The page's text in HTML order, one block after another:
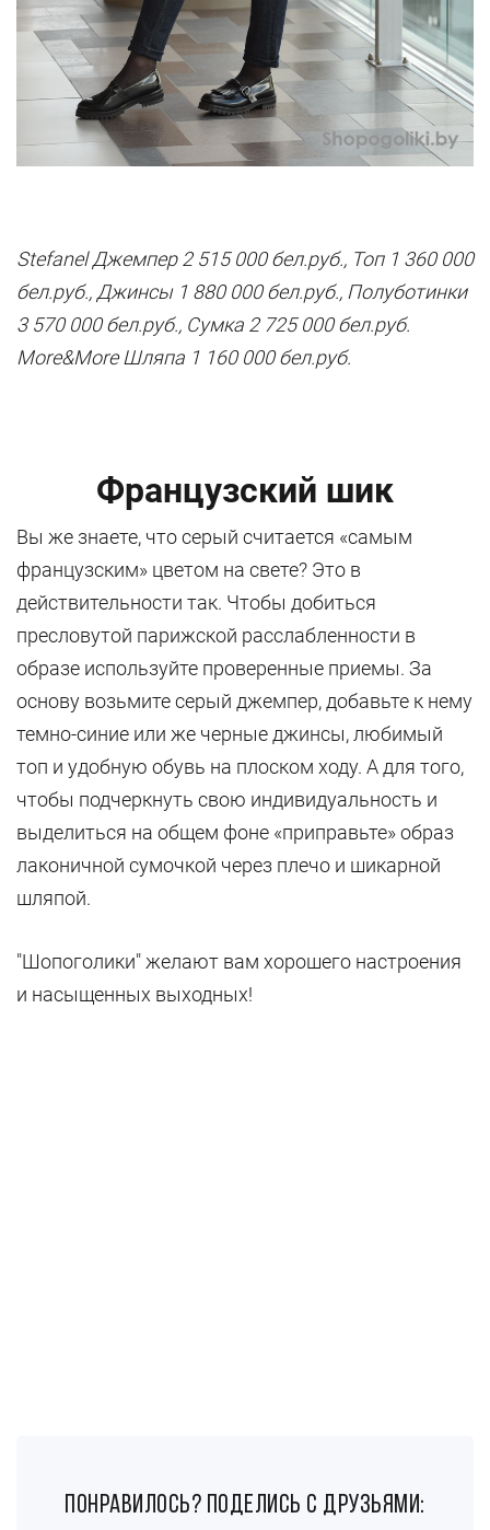
Stefanel Джемпер 2 515 000 бел.руб., Топ 1 360 000
бел.руб., Джинсы 1 880 000 бел.руб., Полуботинки
3 570 000 бел.руб., Сумка 2 725 000 бел.руб.
More&More Шляпа 1 160 000 бел.руб.
Французский шик
Вы же знаете, что серый считается «самым
французским» цветом на свете? Это в
действительности так. Чтобы добиться
пресловутой парижской расслабленности в
образе используйте проверенные приемы. За
основу возьмите серый джемпер, добавьте к нему
темно-синие или же черные джинсы, любимый
топ и удобную обувь на плоском ходу. А для того,
чтобы подчеркнуть свою индивидуальность и
выделиться на общем фоне «приправьте» образ
лаконичной сумочкой через плечо и шикарной
шляпой.
"Шопоголики" желают вам хорошего настроения
и насыщенных выходных!
понравилось? поделись с друзьями: